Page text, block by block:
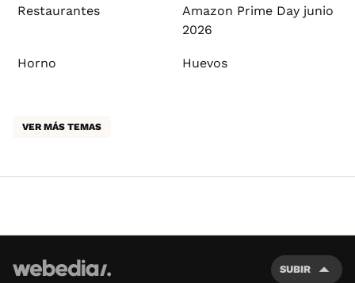
Restaurantes
Amazon Prime Day junio
2026
Horno Huevos
VER MÁS TEMAS
SUBIR